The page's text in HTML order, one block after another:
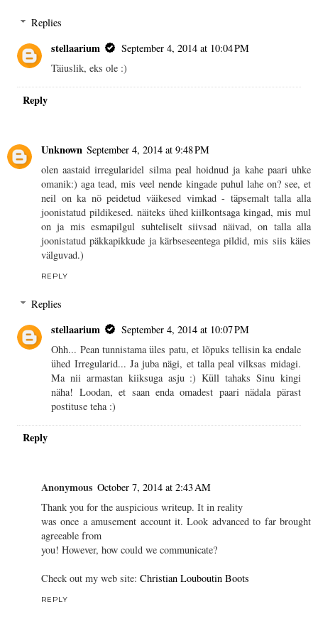
Replies
stellaarium
September 4, 2014 at 10:04 PM
Täiuslik, eks ole :)
Reply
Unknown September 4, 2014 at 9:48 PM
olen aastaid irregularidel silma peal hoidnud ja kahe paari uhke
omanik:) aga tead, mis veel nende kingade puhul lahe on? see, et
neil on ka nö peidetud väikesed vimkad - täpsemalt talla alla
joonistatud pildikesed. näiteks ühed kiilkontsaga kingad, mis mul
on ja mis esmapilgul suhteliselt siivsad näivad, on talla alla
joonistatud päkkapikkude ja kärbseseentega pildid, mis siis käies
välguvad.)
REPLY
Replies
stellaarium
September 4, 2014 at 10:07 PM
Ohh... Pean tunnistama üles patu, et lõpuks tellisin ka endale
ühed Irregularid... Ja juba nägi, et talla peal vilksas midagi.
Ma nii armastan kiiksuga asju :) Küll tahaks Sinu kingi
näha! Loodan, et saan enda omadest paari nädala pärast
postituse teha :)
Reply
Anonymous October 7, 2014 at 2:43 AM
Thank you for the auspicious writeup. It in reality
was once a amusement account it. Look advanced to far brought
agreeable from
you! However, how could we communicate?
Check out my web site: Christian Louboutin Boots
REPLY